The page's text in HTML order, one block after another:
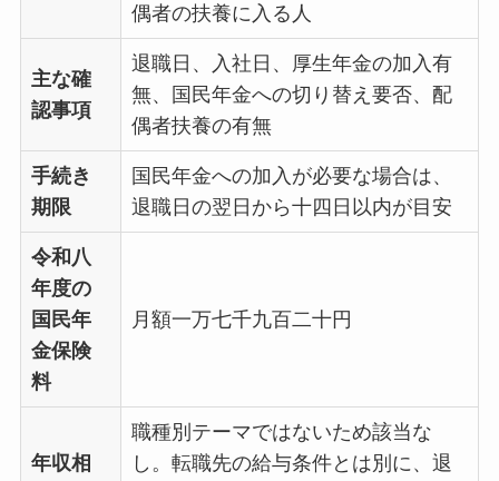
偶者の扶養に入る人
主な確
認事項
退職日、入社日、厚生年金の加入有
無、国民年金への切り替え要否、配
偶者扶養の有無
手続き
期限
国民年金への加入が必要な場合は、
退職日の翌日から十四日以内が目安
令和八
年度の
国民年
金保険
料
月額一万七千九百二十円
年収相
職種別テーマではないため該当な
し。転職先の給与条件とは別に、退